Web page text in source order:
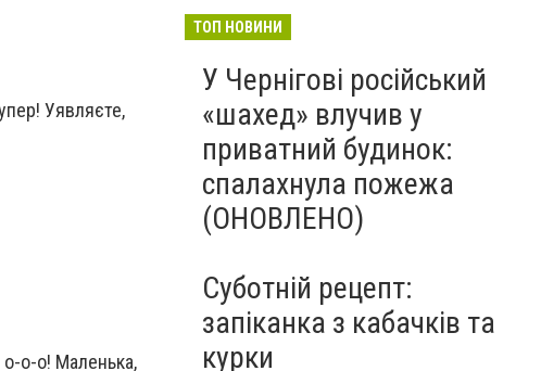
Уявляєте,
о-о-о! Маленька,
ТОП НОВИНИ
У Чернігові російський
«шахед» влучив у
приватний будинок:
спалахнула пожежа
(ОНОВЛЕНО)
Суботній рецепт:
запіканка з кабачків та
курки